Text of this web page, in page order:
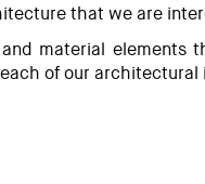
that we are
material
of our architectural